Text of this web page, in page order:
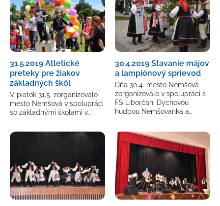
31.5.2019 Atletické
preteky pre žiakov
základných škôl
V piatok 31.5. zorganizovalo
mesto Nemšová v spolupráci
so základnými školami v…
30.4.2019 Stavanie májov
a lampiónový sprievod
Dňa 30.4. mesto Nemšová
zorganizovalo v spolupráci s
FS Liborčan, Dychovou
hudbou Nemšovanka a…